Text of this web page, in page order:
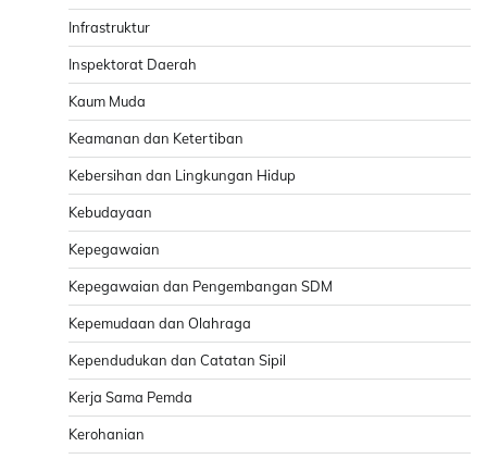
Infrastruktur
Inspektorat Daerah
Kaum Muda
Keamanan dan Ketertiban
Kebersihan dan Lingkungan Hidup
Kebudayaan
Kepegawaian
Kepegawaian dan Pengembangan SDM
Kepemudaan dan Olahraga
Kependudukan dan Catatan Sipil
Kerja Sama Pemda
Kerohanian